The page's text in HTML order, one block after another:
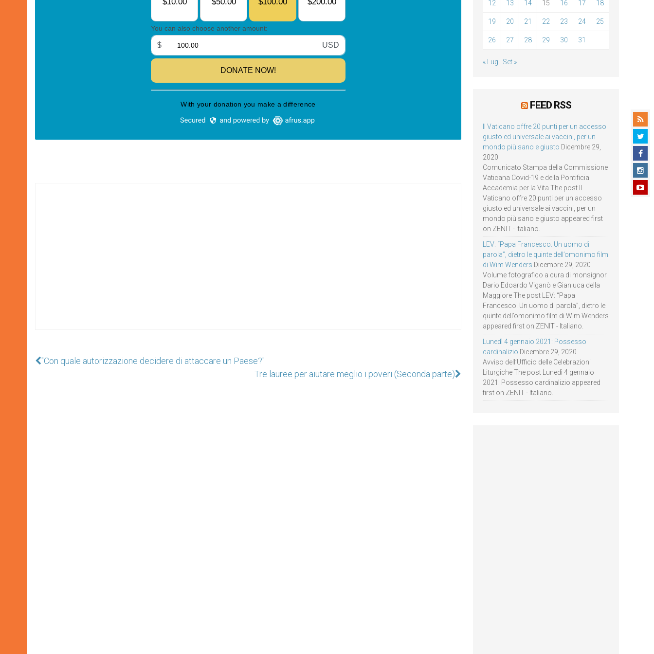
"Con quale autorizzazione decidere di attaccare un Paese?"
Tre lauree per aiutare meglio i poveri (Seconda parte)
12 13 14 15 16 17 18
19 20 21 22 23 24 25
26 27 28 29 30 31
« Lug Set »
FEED RSS
Il Vaticano offre 20 punti per un accesso
giusto ed universale ai vaccini, per un
mondo più sano e giusto Dicembre 29,
2020
Comunicato Stampa della Commissione
Vaticana Covid-19 e della Pontificia
Accademia per la Vita The post Il
Vaticano offre 20 punti per un accesso
giusto ed universale ai vaccini, per un
mondo più sano e giusto appeared first
on ZENIT - Italiano.
LEV: “Papa Francesco. Un uomo di
parola”, dietro le quinte dell’omonimo film
di Wim Wenders Dicembre 29, 2020
Volume fotografico a cura di monsignor
Dario Edoardo Viganò e Gianluca della
Maggiore The post LEV: “Papa
Francesco. Un uomo di parola”, dietro le
quinte dell’omonimo film di Wim Wenders
appeared first on ZENIT - Italiano.
Lunedì 4 gennaio 2021: Possesso
cardinalizio Dicembre 29, 2020
Avviso dell’Ufficio delle Celebrazioni
Liturgiche The post Lunedì 4 gennaio
2021: Possesso cardinalizio appeared
first on ZENIT - Italiano.